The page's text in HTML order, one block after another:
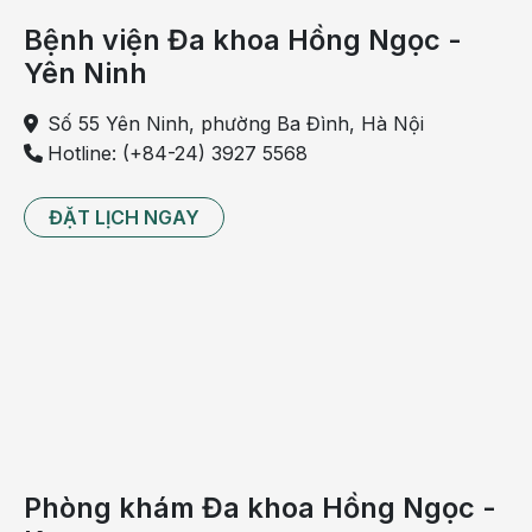
phòng và đảm bảo vệ sinh. Bát, đũa, cốc, chén, muôi,
thìa… sau khi rửa sạch bằng nước lã cần được nhúng
vào nước đang đun sôi trước bữa ăn.
Nên cho trẻ ăn thêm quả chín, hoặc nước quả chín:
Chuối, cam, xoài, hồng xiêm để tăng lượng kali. Táo ninh
nhừ hay táo nướng sẽ giúp trẻ dễ tiêu hoá hơn.
Bệnh viện Đa khoa Hồng Ngọc -
Yên Ninh
Số 55 Yên Ninh, phường Ba Đình, Hà Nội
Hotline: (+84-24) 3927 5568
ĐẶT LỊCH NGAY
Phòng khám Đa khoa Hồng Ngọc -